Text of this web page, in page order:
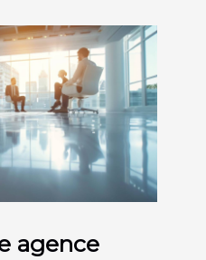
agence